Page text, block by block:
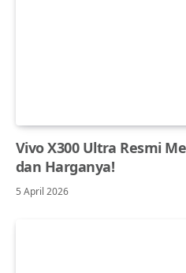
Vivo X300 Ultra Resmi
dan Harganya!
5 April 2026